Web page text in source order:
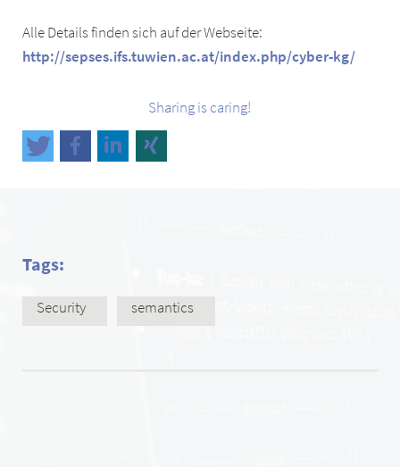
Alle Details finden sich auf der Webseite:
http://sepses.ifs.tuwien.ac.at/index.php/cyber-kg/
Sharing is caring!
Tags:
Security semantics